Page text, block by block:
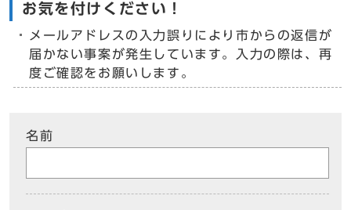
お気を付けください！
メールアドレスの入力誤りにより市からの返信が
届かない事案が発生しています。入力の際は、再
度ご確認をお願いします。
名前